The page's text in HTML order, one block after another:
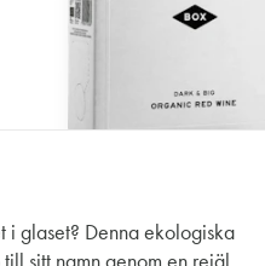
i glaset? Denna ekologiska